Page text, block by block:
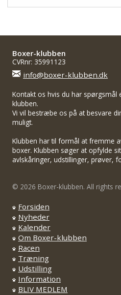
Boxer-klubben
CVRnr: 35991123
info@boxer-klubben.dk
Kontakt os hvis du har spørgsmål
klubben.
Vi vil bestræbe os på at besvare
muligt.
Klubben har til formål at fremme
boxer. Klubben søger at opfylde
avlskåringer, udstillinger, prøver,
© 2026 Boxer-klubben. All rights
Forsiden
Nyheder
Kalender
Om Boxer-klubben
Racen
Træning
Udstilling
Information
BLIV MEDLEM